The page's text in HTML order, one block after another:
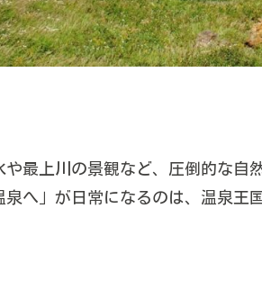
や最上川の景観など、圧倒的な
へ」が日常になるのは、温泉王